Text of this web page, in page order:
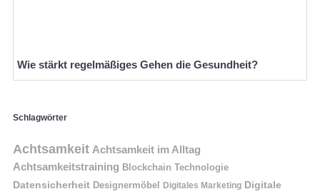
Wie stärkt regelmäßiges Gehen die Gesundheit?
Schlagwörter
Achtsamkeit Achtsamkeit im Alltag
Achtsamkeitstraining Blockchain Technologie
Datensicherheit Designermöbel Digitales Marketing Digitale